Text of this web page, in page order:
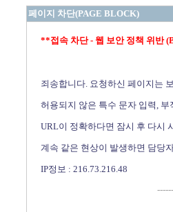
페이지 차단(PAGE BLOCK)
**접속 차단 - 웹 보안 정책 위반
죄송합니다. 요청하신 페이지는
허용되지 않은 특수 문자 입력,
URL이 정확하다면 잠시 후 다시
계속 같은 현상이 발생하면 담당
IP정보 : 216.73.216.48